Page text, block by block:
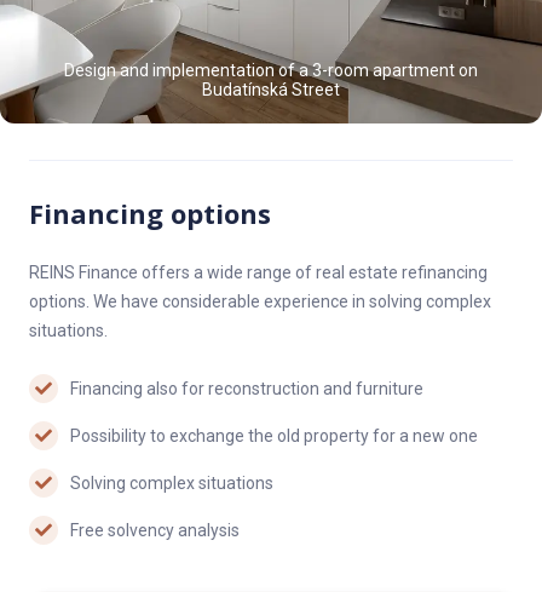
Design and implementation of a 3-room apartment on
Budatínská Street
Financing options
REINS Finance offers a wide range of real estate refinancing
options. We have considerable experience in solving complex
situations.
Financing also for reconstruction and furniture
Possibility to exchange the old property for a new one
Solving complex situations
Free solvency analysis